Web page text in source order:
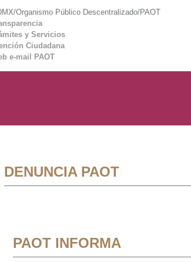
Organismo Público Descentralizado/PAOT
y Servicios
Ciudadana
e-mail PAOT
DENUNCIA PAOT
PAOT INFORMA